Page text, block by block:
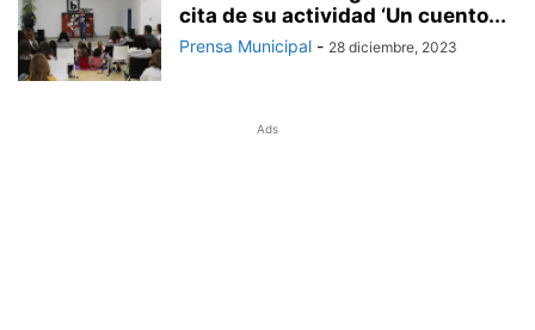
cita de su actividad ‘Un cuento...
Prensa Municipal - 28 diciembre, 2023
Ads